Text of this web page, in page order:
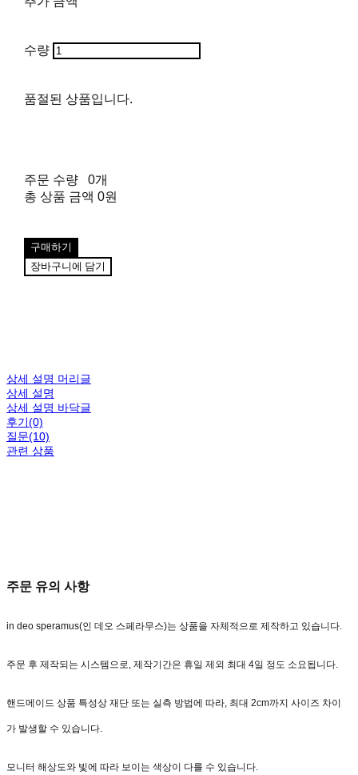
수량
품절된 상품입니다.
주문 수량
0개
총 상품 금액 0원
구매하기
장바구니에 담기
상세 설명 머리글
상세 설명
상세 설명 바닥글
후기(0)
질문(10)
관련 상품
주문 유의 사항
in deo speramus(인 데오 스페라무스)는 상품을 자체적으로 제작하고 있습니다.
주문 후 제작되는 시스템으로, 제작기간은 휴일 제외 최대 4일 정도 소요됩니다.
핸드메이드 상품 특성상 재단 또는 실측 방법에 따라, 최대 2cm까지 사이즈 차이
가 발생할 수 있습니다.
모니터 해상도와 빛에 따라 보이는 색상이 다를 수 있습니다.